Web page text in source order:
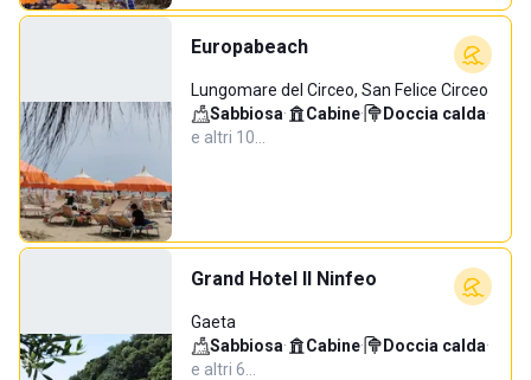
Europabeach
Lungomare del Circeo, San Felice Circeo
Sabbiosa· Cabine· Doccia calda·
e altri 10…
Grand Hotel Il Ninfeo
Gaeta
Sabbiosa· Cabine· Doccia calda·
e altri 6…